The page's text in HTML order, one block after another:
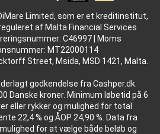
Limited, som er et kreditinstitut,
af Malta Financial Services
C46997 | Moms
MT22000114
Street, Msida, MSD 1421, Malta.
godkendelse fra Cashper.dk.
Danske kroner. Minimum løbetid på 6
eller rykker og mulighed for total
22,4 % og ÅOP 24,90 %. Data fra
for at vælge både beløb og